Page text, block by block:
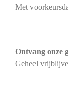
Met
Ontvang onze
Geheel